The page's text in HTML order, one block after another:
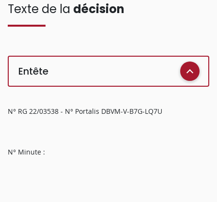
Texte de la décision
Entête
N° RG 22/03538 - N° Portalis DBVM-V-B7G-LQ7U
N° Minute :